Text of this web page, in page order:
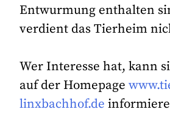
Entwurmung enthalten
verdient das Tierheim
Wer Interesse hat, kann
auf der Homepage
linxbachhof.de